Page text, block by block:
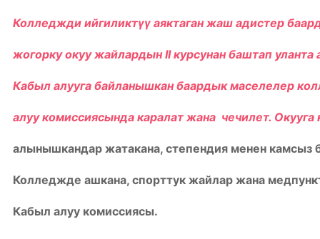
Колледжди ийгиликтүү аяктаган жаш адистер
жогорку окуу жайлардынIIкурсунан баштап уланта
Кабыл алууга байланышкан баардык маселелер
алуу комиссиясында каралат жана чечилет. Окууга
алынышкандар жатакана, степендия менен камсыз
Колледжде ашкана, спорттук жайлар жана
Кабыл алуу комиссиясы.